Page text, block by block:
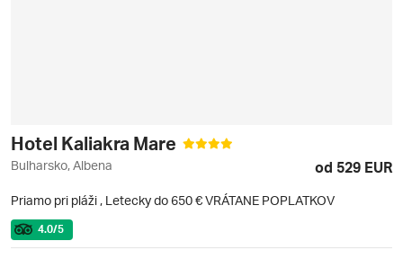
Hotel Kaliakra Mare
Bulharsko, Albena od 529 EUR
Priamo pri pláži , Letecky do 650 € VRÁTANE POPLATKOV
4.0/5